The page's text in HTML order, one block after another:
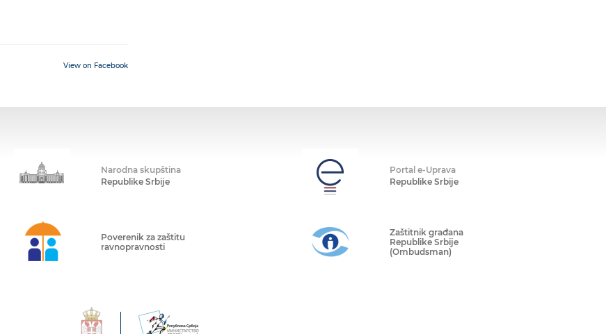
View on Facebook
Narodna skupština
Republike Srbije
Portal e-Uprava
Republike Srbije
Poverenik za zaštitu
ravnopravnosti
Zaštitnik građana
Republike Srbije
(Ombudsman)